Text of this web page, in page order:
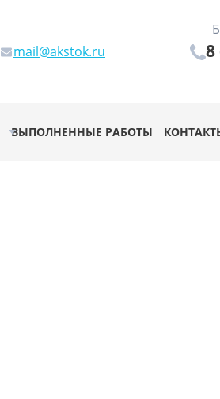
mail@akstok.ru 8
ВЫПОЛНЕННЫЕ РАБОТЫ